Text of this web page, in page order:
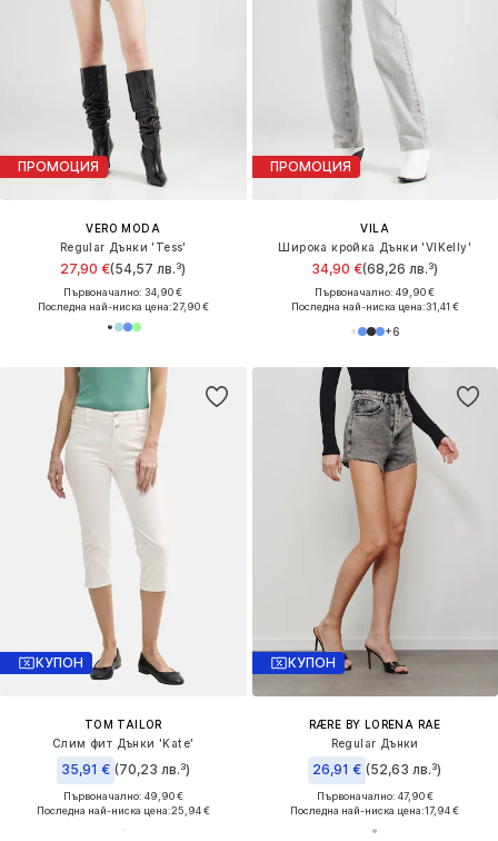
ПРОМОЦИЯ
VERO MODA
Regular Дънки 'Tess'
27,90 €(54,57 лв.³)
Първоначално: 34,90 €
Последна най-ниска цена:27,90 €
ПРОМОЦИЯ
VILA
Широка кройка Дънки 'VIKelly'
34,90 €(68,26 лв.³)
Първоначално: 49,90 €
Последна най-ниска цена:31,41 €
+6
КУПОН
TOM TAILOR
Слим фит Дънки 'Kate'
35,91 € (70,23 лв.³)
Първоначално: 49,90 €
Последна най-ниска цена:25,94 €
КУПОН
RÆRE BY LORENA RAE
Regular Дънки
26,91 € (52,63 лв.³)
Първоначално: 47,90 €
Последна най-ниска цена:17,94 €